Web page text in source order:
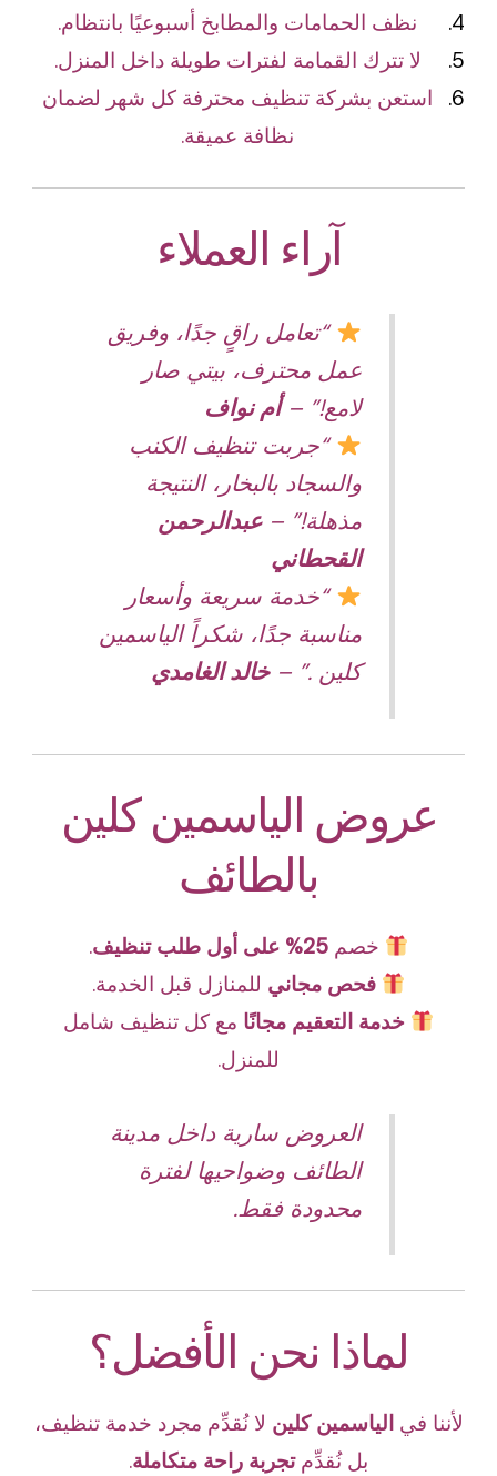
نظف الحمامات والمطابخ أسبوعيًا بانتظام.
لا تترك القمامة لفترات طويلة داخل المنزل.
استعن بشركة تنظيف محترفة كل شهر لضمان
نظافة عميقة.
آراء العملاء
“تعامل راقٍ جدًا، وفريق
عمل محترف، بيتي صار
لامع!” –أم نواف
“جربت تنظيف الكنب
والسجاد بالبخار، النتيجة
مذهلة!” –عبدالرحمن
القحطاني
“خدمة سريعة وأسعار
مناسبة جدًا، شكراً الياسمين
كلين .” –خالد الغامدي
عروض الياسمين كلين
بالطائف
خصم25% على أول طلب تنظيف
.
فحص مجاني للمنازل قبل الخدمة.
خدمة التعقيم مجانًا مع كل تنظيف شامل
للمنزل.
العروض سارية داخل مدينة
الطائف وضواحيها لفترة
محدودة فقط.
لماذا نحن الأفضل؟
لأننا فيالياسمين كلين لا نُقدِّم مجرد خدمة تنظيف،
بل نُقدِّمتجربة راحة متكاملة.